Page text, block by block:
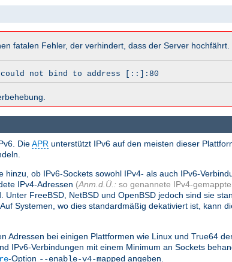
fatalen Fehler, der verhindert, dass der Server hochfährt.
could not bind to address [::]:80
DieAPR unterstützt IPv6 auf den meisten dieser
ob IPv6-Sockets sowohl IPv4- als auch IPv6-
IPv4-Adressen (Anm.d.Ü.: so genannete IPv4-
FreeBSD, NetBSD und OpenBSD jedoch sind sie
Systemen, wo dies standardmäßig dekativiert ist, kann
Adressen bei einigen Plattformen wie Linux und True64
IPv6-Verbindungen mit einem Minimum an Sockets
-Option --enable-v4-mapped angeben.